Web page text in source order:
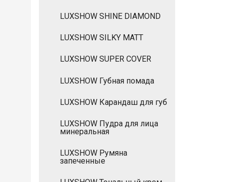
LUXSHOW SHINE DIAMOND
LUXSHOW SILKY MATT
LUXSHOW SUPER COVER
LUXSHOW Губная помада
LUXSHOW Карандаш для губ
LUXSHOW Пудра для лица
минеральная
LUXSHOW Румяна
запеченные